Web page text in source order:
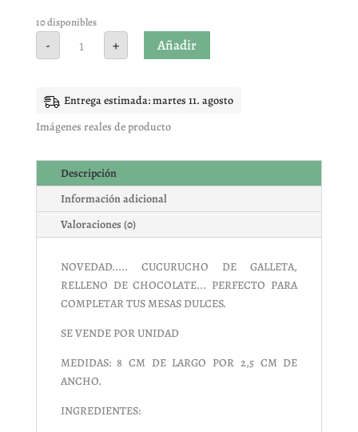
10 disponibles
-
CUCURUCHOC
RELLENO
UNIDAD
+ Añadir
Entrega estimada: martes 11. agosto
Imágenes reales de producto
Descripción
Información adicional
Valoraciones (0)
NOVEDAD..... CUCURUCHO DE GALLETA,
RELLENO DE CHOCOLATE... PERFECTO PARA
COMPLETAR TUS MESAS DULCES.
SE VENDE POR UNIDAD
MEDIDAS: 8 CM DE LARGO POR 2,5 CM DE
ANCHO.
INGREDIENTES: